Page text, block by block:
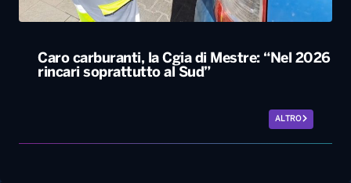
Caro carburanti, la Cgia di Mestre: “Nel 2026
rincari soprattutto al Sud”
ALTRO